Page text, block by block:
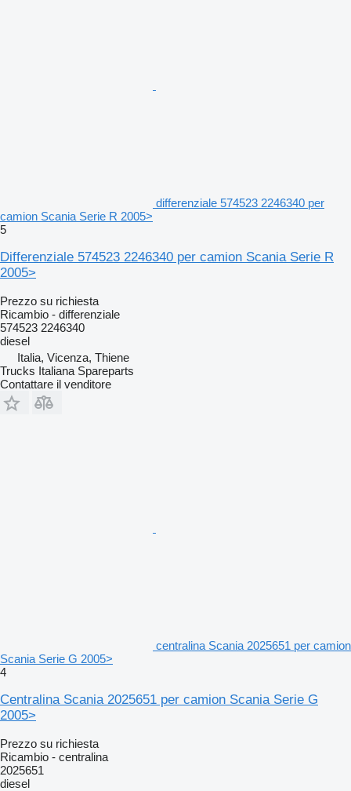
differenziale 574523 2246340 per
camion Scania Serie R 2005>
5
Differenziale 574523 2246340 per camion Scania Serie R
2005>
Prezzo su richiesta
Ricambio - differenziale
574523 2246340
diesel
Italia, Vicenza, Thiene
Trucks Italiana Spareparts
Contattare il venditore
centralina Scania 2025651 per camion
Scania Serie G 2005>
4
Centralina Scania 2025651 per camion Scania Serie G
2005>
Prezzo su richiesta
Ricambio - centralina
2025651
diesel